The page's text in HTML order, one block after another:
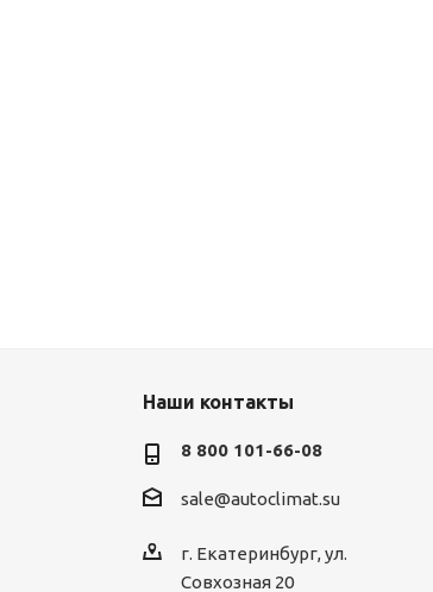
Наши контакты
8 800 101-66-08
sale@autoclimat.su
г. Екатеринбург, ул.
Совхозная 20